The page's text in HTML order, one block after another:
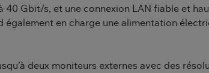
40 Gbit/s, et une connexion LAN fiable et
également en charge une alimentation
deux moniteurs externes avec des